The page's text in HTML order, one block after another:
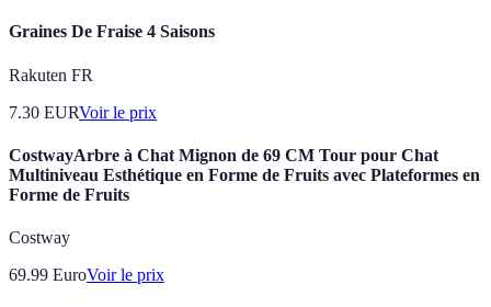
Graines De Fraise 4 Saisons
Rakuten FR
7.30 EURVoir le prix
CostwayArbre à Chat Mignon de 69 CM Tour pour Chat
Multiniveau Esthétique en Forme de Fruits avec Plateformes en
Forme de Fruits
Costway
69.99 EuroVoir le prix